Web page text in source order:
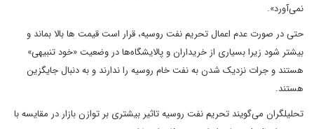
نمی‌آورد».
حتی در صورت عدم اعمال تحریم نفت روسیه، قرار است قیمت ها بالا بماند و
بیشتر شود زیرا بسیاری از خریداران و پالایشگاه‌ها در وضعیت «خود تنبیهی»
هستند و جرات نزدیک شدن به نفت خام روسیه را ندارند و به دنبال جایگزین
هستند.
تحلیلگران می‌گویند تحریم نفت روسیه تاثیر بیشتری بر توازن بازار در مقایسه با